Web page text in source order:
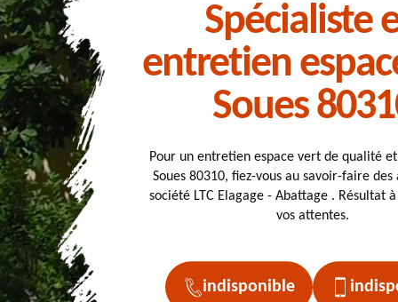
Spécialiste
entretien
Soues
Pour un entretien espace vert de qualité
Soues 80310, fiez-vous au savoir-faire des
société LTC Elagage - Abattage . Résultat
vos attentes.
indisponible